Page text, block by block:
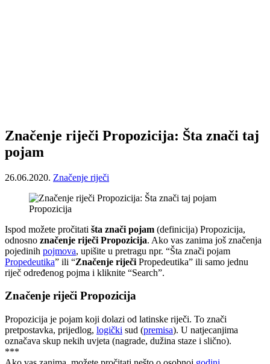
Značenje riječi Propozicija: Šta znači taj
pojam
26.06.2020. Značenje riječi
Propozicija
Ispod možete pročitati šta znači pojam (definicija) Propozicija,
odnosno značenje riječi Propozicija. Ako vas zanima još značenja
pojedinih pojmova, upišite u pretragu npr. “Šta znači pojam
Propedeutika” ili “Značenje riječi Propedeutika” ili samo jednu
riječ određenog pojma i kliknite “Search”.
Značenje riječi Propozicija
Propozicija je pojam koji dolazi od latinske riječi. To znači
pretpostavka, prijedlog, logički sud (premisa). U natjecanjima
označava skup nekih uvjeta (nagrade, dužina staze i slično).
***